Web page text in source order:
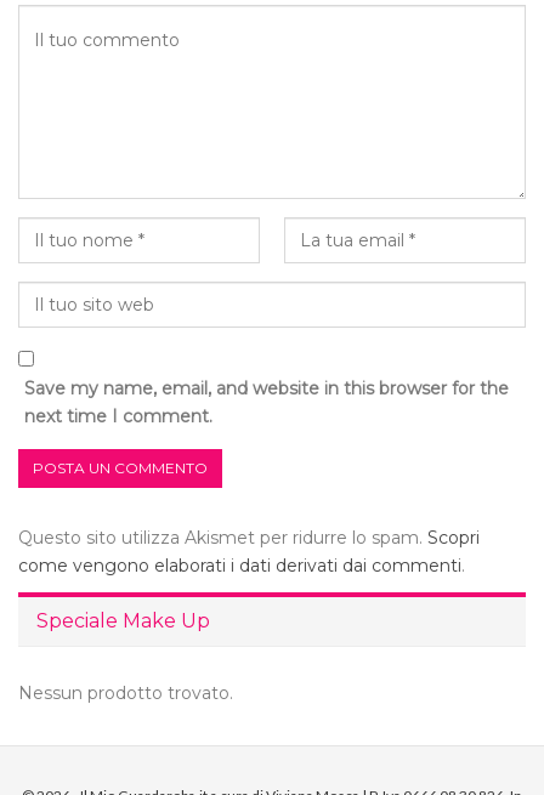
Save my name, email, and website in this browser for the
next time I comment.
Questo sito utilizza Akismet per ridurre lo spam. Scopri
come vengono elaborati i dati derivati dai commenti.
Speciale Make Up
Nessun prodotto trovato.